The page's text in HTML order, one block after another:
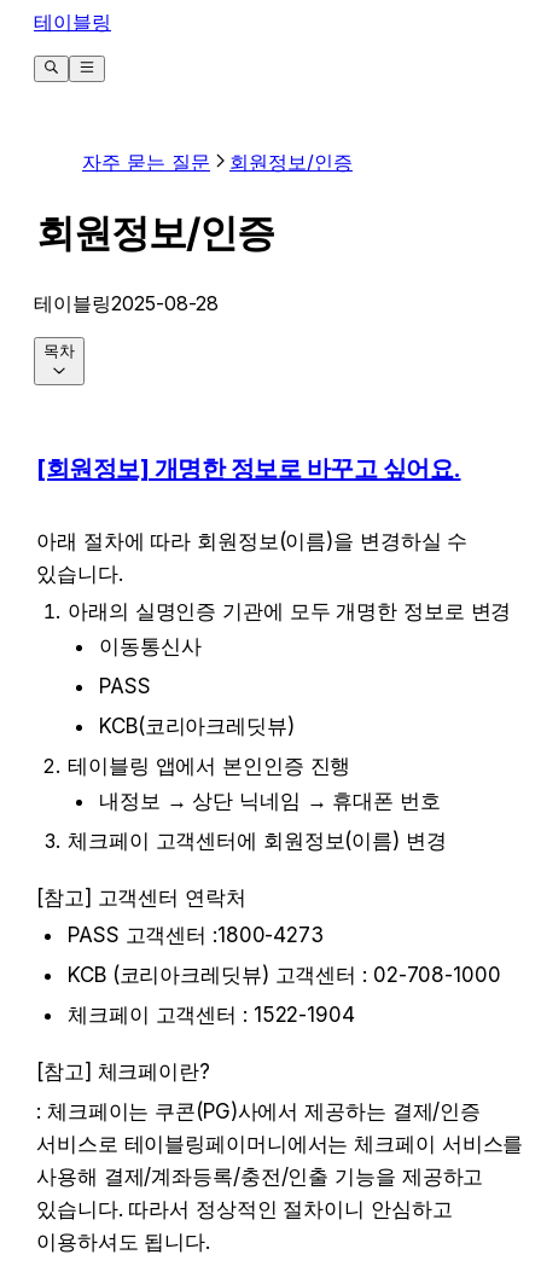
테이블링
자주 묻는 질문 회원정보/인증
회원정보/인증
테이블링2025-08-28
[회원정보] 개명한 정보로 바꾸고 싶어요.
아래 절차에 따라 회원정보(이름)을 변경하실 수
있습니다.
아래의 실명인증 기관에 모두 개명한 정보로 변경
이동통신사
PASS
KCB(코리아크레딧뷰)
테이블링 앱에서 본인인증 진행
내정보 → 상단 닉네임 → 휴대폰 번호
체크페이 고객센터에 회원정보(이름) 변경
[참고] 고객센터 연락처
PASS 고객센터 :1800-4273
KCB (코리아크레딧뷰) 고객센터 : 02-708-1000
체크페이 고객센터 : 1522-1904
[참고] 체크페이란?
: 체크페이는 쿠콘(PG)사에서 제공하는 결제/인증
서비스로 테이블링페이머니에서는 체크페이 서비스를
사용해 결제/계좌등록/충전/인출 기능을 제공하고
있습니다. 따라서 정상적인 절차이니 안심하고
이용하셔도 됩니다.
목차